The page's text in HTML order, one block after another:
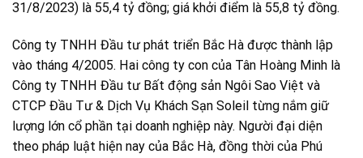
31/8/2023) là 55,4 tỷ đồng; giá khởi điểm là 55,8 tỷ đồng.
Công ty TNHH Đầu tư phát triển Bắc Hà được thành lập
vào tháng 4/2005. Hai công ty con của Tân Hoàng Minh là
Công ty TNHH Đầu tư Bất động sản Ngôi Sao Việt và
CTCP Đầu Tư & Dịch Vụ Khách Sạn Soleil từng nắm giữ
lượng lớn cổ phần tại doanh nghiệp này. Người đại diện
theo pháp luật hiện nay của Bắc Hà, đồng thời của Phú